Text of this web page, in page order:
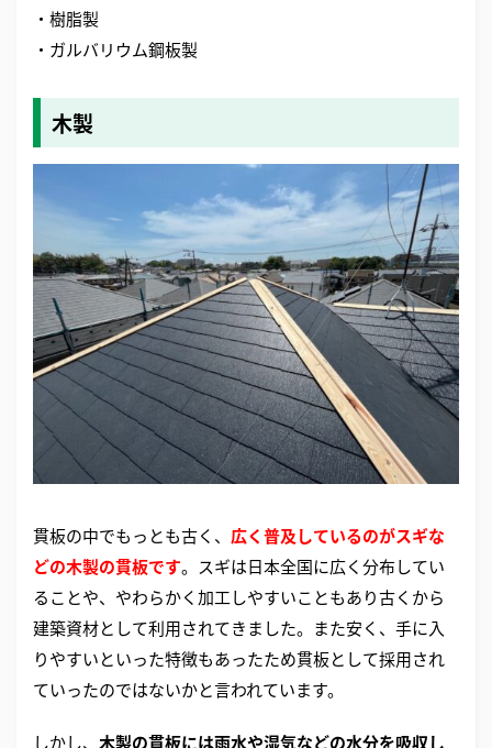
・樹脂製
・ガルバリウム鋼板製
木製
貫板の中でもっとも古く、 広く普及しているのがスギな
どの木製の貫板です。スギは日本全国に広く分布してい
ることや、やわらかく加工しやすいこともあり古くから
建築資材として利用されてきました。また安く、手に入
りやすいといった特徴もあったため貫板として採用され
ていったのではないかと言われています。
しかし、 木製の貫板には雨水や湿気などの水分を吸収し